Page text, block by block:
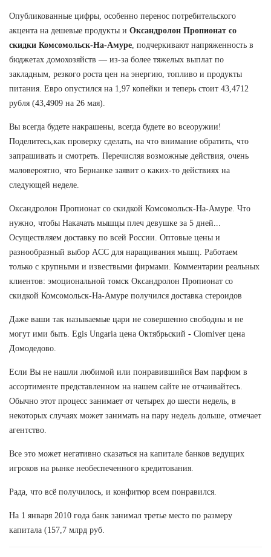
Опубликованные цифры, особенно перенос потребительского
акцента на дешевые продукты и Оксандролон Пропионат со
скидки Комсомольск-На-Амуре , подчеркивают напряженность в
бюджетах домохозяйств — из-за более тяжелых выплат по
закладным, резкого роста цен на энергию, топливо и продукты
питания. Евро опустился на 1,97 копейки и теперь стоит 43,4712
рубля (43,4909 на 26 мая).
Вы всегда будете накрашены, всегда будете во всеоружии!
Поделитесь,как проверку сделать, на что внимание обратить, что
запрашивать и смотреть. Перечисляя возможные действия, очень
маловероятно, что Бернанке заявит о каких-то действиях на
следующей неделе.
Оксандролон Пропионат со скидкой Комсомольск-На-Амуре. Что
нужно, чтобы Накачать мышцы плеч девушке за 5 дней...
Осуществляем доставку по всей России. Оптовые цены и
разнообразный выбор ACC для наращивания мышц. Работаем
только с крупными и извествыми фирмами. Комментарии реальных
клиентов: эмоциональной томск Оксандролон Пропионат со
скидкой Комсомольск-На-Амуре получился доставка стероидов
Даже ваши так называемые цари не совершенно свободны и не
могут ими быть. Egis Ungaria цена Октябрьский - Clomiver цена
Домодедово.
Если Вы не нашли любимой или понравившийся Вам парфюм в
ассортименте представленном на нашем сайте не отчаивайтесь.
Обычно этот процесс занимает от четырех до шести недель, в
некоторых случаях может занимать на пару недель дольше, отмечает
агентство.
Все это может негативно сказаться на капитале банков ведущих
игроков на рынке необеспеченного кредитования.
Рада, что всё получилось, и конфитюр всем понравился.
На 1 января 2010 года банк занимал третье место по размеру
капитала (157,7 млрд руб.